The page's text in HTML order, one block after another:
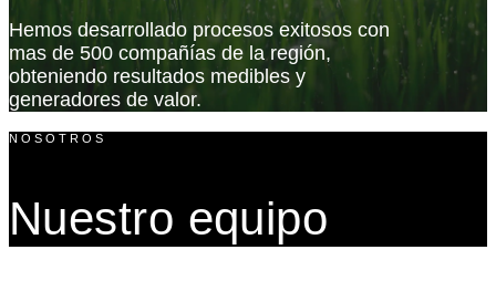
Hemos desarrollado procesos exitosos con
mas de 500 compañías de la región,
obteniendo resultados medibles y
generadores de valor.
NOSOTROS
Nuestro equipo